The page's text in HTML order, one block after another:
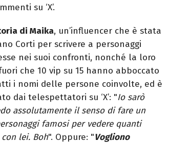
su ‘X’.
di Maika, un’influencer che è stata
Corti per scrivere a personaggi
nei suoi confronti, nonché la loro
che 10 vip su 15 hanno abboccato
i nomi delle persone coinvolte, ed è
dai telespettatori su ‘X’: "Io sarò
assolutamente il senso di fare un
famosi per vedere quanti
lei. Boh". Oppure: "Vogliono